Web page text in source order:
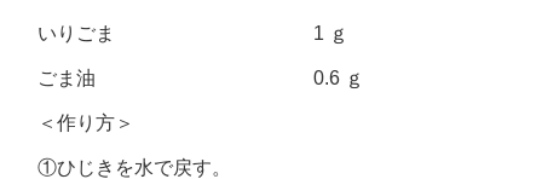
いりごま 1 ｇ
ごま油 0.6 ｇ
＜作り方＞
①ひじきを水で戻す。